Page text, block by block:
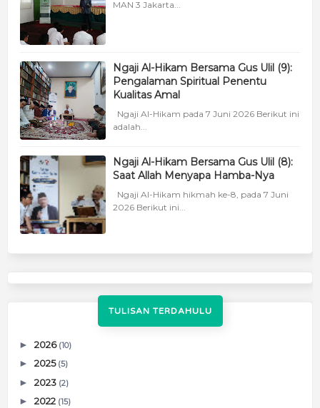
MAN 3 Jakarta...
Ngaji Al-Hikam Bersama Gus Ulil (9):
Pengalaman Spiritual Penentu
Kualitas Amal
Ngaji Al-Hikam pada 7 Juni 2026 Berikut ini
adalah...
Ngaji Al-Hikam Bersama Gus Ulil (8):
Saat Allah Menyapa Hamba-Nya
Ngaji Al-Hikam hikmah ke-8, pada 7 Juni
2026 Berikut ini...
TULISAN TERDAHULU
► 2026 (10)
► 2025 (5)
► 2023 (2)
► 2022 (15)